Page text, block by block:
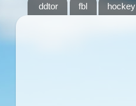
ddtor fbl hockey